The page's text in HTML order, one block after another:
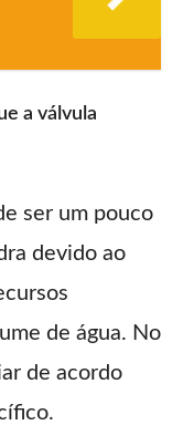
a válvula
ser um pouco
devido ao
de água. No
de acordo